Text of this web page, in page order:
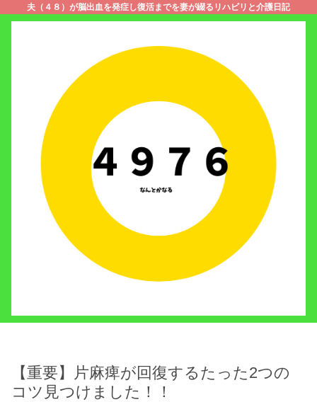
夫（４８）が脳出血を発症し復活までを妻が綴るリハビリと介護日記
【重要】片麻痺が回復するたった2つの
コツ見つけました！！